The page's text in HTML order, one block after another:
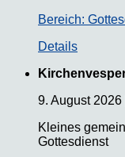
Bereich:
Details
9. August 2026
Kleines
Gottesdienst